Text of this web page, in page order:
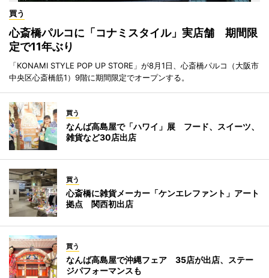
買う
心斎橋パルコに「コナミスタイル」実店舗 期間限
定で11年ぶり
「KONAMI STYLE POP UP STORE」が8月1日、心斎橋パルコ（大阪市
中央区心斎橋筋1）9階に期間限定でオープンする。
買う
なんば高島屋で「ハワイ」展 フード、スイーツ、
雑貨など30店出店
買う
心斎橋に雑貨メーカー「ケンエレファント」アート
拠点 関西初出店
買う
なんば高島屋で沖縄フェア 35店が出店、ステー
ジパフォーマンスも